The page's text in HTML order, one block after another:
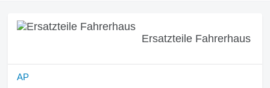
Ersatzteile Fahrerhaus
AP